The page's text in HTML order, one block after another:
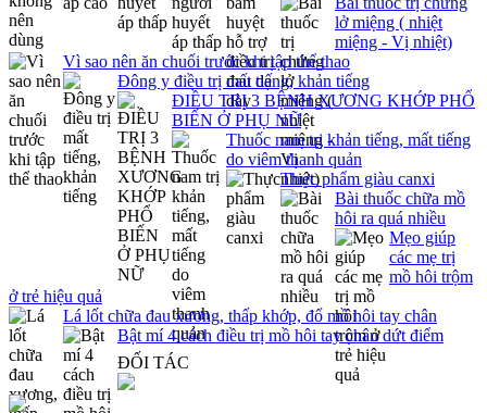
lở miệng ( nhiệt
miệng - Vị nhiệt)
Vì sao nên ăn chuối trước khi tập thể thao
Đông y điều trị mất tiếng, khản tiếng
ĐIỀU TRỊ 3 BỆNH XƯƠNG KHỚP PHỔ
BIẾN Ở PHỤ NỮ
Thuốc nam trị khản tiếng, mất tiếng
do viêm thanh quản
Thực phẩm giàu canxi
Bài thuốc chữa mồ
hôi ra quá nhiều
Mẹo giúp
các mẹ trị
mồ hôi trộm
ở trẻ hiệu quả
Lá lốt chữa đau xương, thấp khớp, đổ mồ hôi tay chân
Bật mí 4 cách điều trị mồ hôi tay chân dứt điểm
ĐỐI TÁC